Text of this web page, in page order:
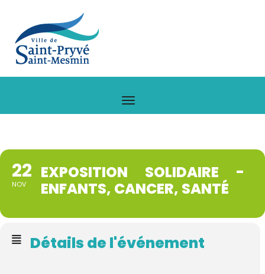
22
NOV
EXPOSITION SOLIDAIRE -
ENFANTS, CANCER, SANTÉ
Détails de l'événement